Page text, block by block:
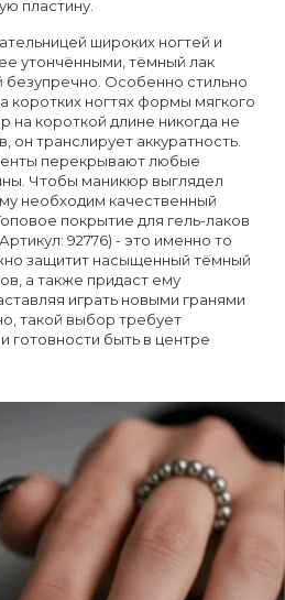
пластину.
широких ногтей и
утончёнными, тёмный лак
безупречно. Особенно стильно
коротких ногтях формы мягкого
на короткой длине никогда не
он транслирует аккуратность.
перекрывают любые
Чтобы маникюр выглядел
необходим качественный
покрытие для гель-лаков
92776) - это именно то
защитит насыщенный тёмный
а также придаст ему
играть новыми гранями
такой выбор требует
готовности быть в центре